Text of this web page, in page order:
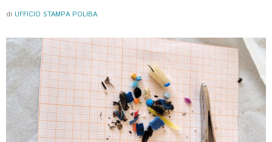
di UFFICIO STAMPA POLIBA